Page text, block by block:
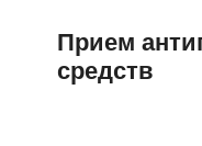
Прием
средств